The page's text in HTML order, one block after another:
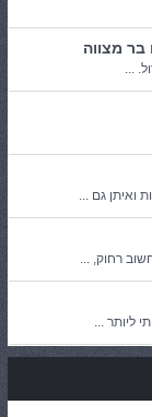
מצווה
...
ואיתן גם ...
רחוק, ...
ליותר ...